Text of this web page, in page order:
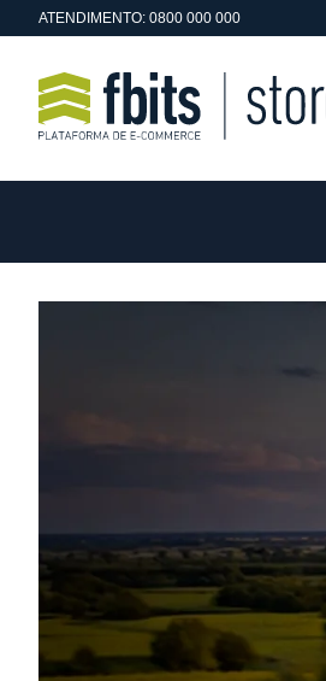
ATENDIMENTO: 0800 000 000